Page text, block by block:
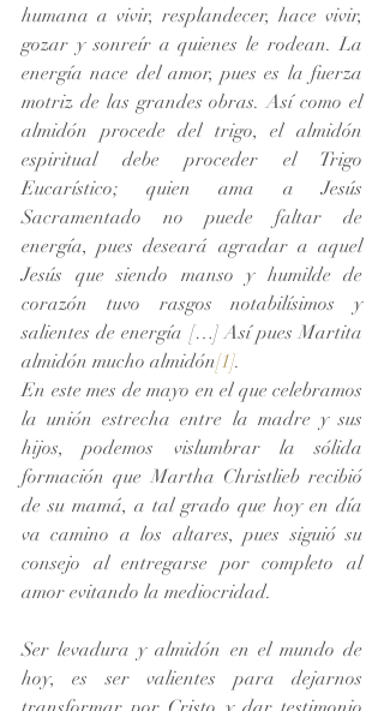
humana a vivir, resplandecer, hace vivir,
gozar y sonreír a quienes le rodean. La
energía nace del amor, pues es la fuerza
motriz de las grandes obras. Así como el
almidón procede del trigo, el almidón
espiritual debe proceder el Trigo
Eucarístico; quien ama a Jesús
Sacramentado no puede faltar de
energía, pues deseará agradar a aquel
Jesús que siendo manso y humilde de
corazón tuvo rasgos notabilísimos y
salientes de energía […] Así pues Martita
almidón mucho almidón[1].
En este mes de mayo en el que celebramos
la unión estrecha entre la madre y sus
hijos, podemos vislumbrar la sólida
formación que Martha Christlieb recibió
de su mamá, a tal grado que hoy en día
va camino a los altares, pues siguió su
consejo al entregarse por completo al
amor evitando la mediocridad.
Ser levadura y almidón en el mundo de
hoy, es ser valientes para dejarnos